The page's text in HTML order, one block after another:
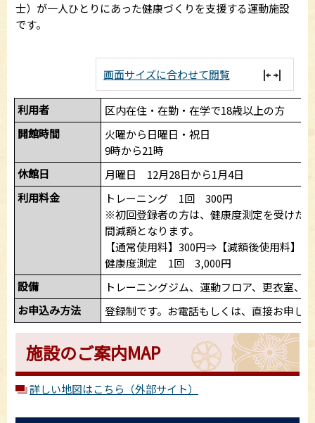
士）が一人ひとりにあった健康づくりを支援する運動施設
です。
画面サイズに合わせて閲覧
利用者
区内在住・在勤・在学で18歳以上の方
開館時間
火曜から日曜日・祝日
9時から21時
休館日
月曜日 12月28日から1月4日
利用料金
トレーニング 1回 300円
※初回登録者の方は、健康度測定を受けた
間減額となります。
【通常使用料】300円⇒【減額後使用料】
健康度測定 1回 3,000円
設備
トレーニングジム、運動フロア、更衣室、
お申込み方法
登録制です。お電話もしくは、直接お申し
施設のご案内MAP
詳しい地図はこちら（外部サイト）